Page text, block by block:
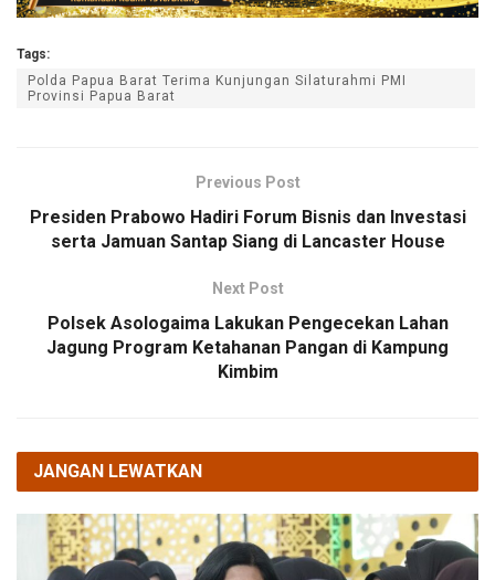
Tags:
Polda Papua Barat Terima Kunjungan Silaturahmi PMI
Provinsi Papua Barat
Previous Post
Presiden Prabowo Hadiri Forum Bisnis dan Investasi
serta Jamuan Santap Siang di Lancaster House
Next Post
Polsek Asologaima Lakukan Pengecekan Lahan
Jagung Program Ketahanan Pangan di Kampung
Kimbim
JANGAN LEWATKAN